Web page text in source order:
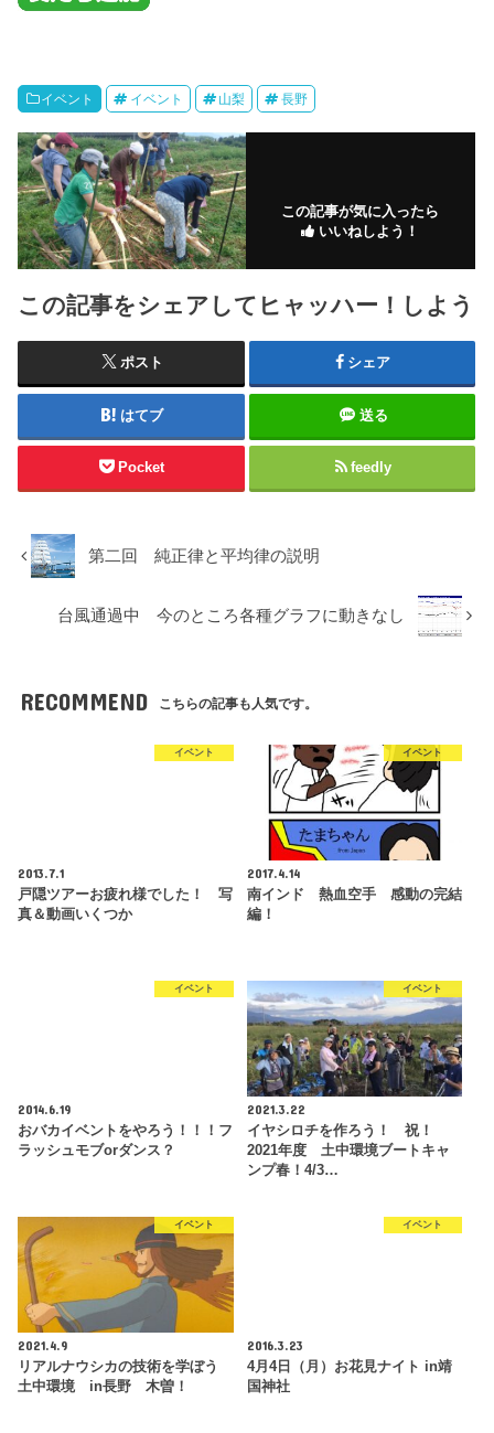
イベント イベント 山梨 長野
この記事が気に入ったら
いいねしよう！
この記事をシェアしてヒャッハー！しよう
ポスト シェア
はてブ 送る
Pocket feedly
第二回 純正律と平均律の説明
台風通過中 今のところ各種グラフに動きなし
RECOMMEND こちらの記事も人気です。
イベント
2013.7.1
戸隠ツアーお疲れ様でした！ 写
真＆動画いくつか
イベント
2017.4.14
南インド 熱血空手 感動の完結
編！
イベント
2014.6.19
おバカイベントをやろう！！！フ
ラッシュモブorダンス？
イベント
2021.3.22
イヤシロチを作ろう！ 祝！
2021年度 土中環境ブートキャ
ンプ春！4/3…
イベント
2021.4.9
リアルナウシカの技術を学ぼう
土中環境 in長野 木曽！
イベント
2016.3.23
4月4日（月）お花見ナイト in靖
国神社